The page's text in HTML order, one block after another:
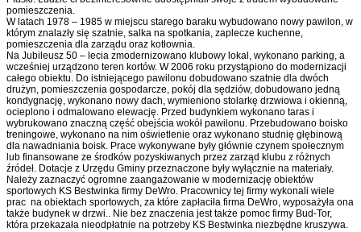
pomieszczenia.
W latach 1978 – 1985 w miejscu starego baraku wybudowano nowy pawilon, w
którym znalazły się szatnie, salka na spotkania, zaplecze kuchenne,
pomieszczenia dla zarządu oraz kotłownia.
Na Jubileusz 50 – lecia zmodernizowano klubowy lokal, wykonano parking, a
wcześniej urządzono teren kortów. W 2006 roku przystąpiono do modernizacji
całego obiektu. Do istniejącego pawilonu dobudowano szatnie dla dwóch
drużyn, pomieszczenia gospodarcze, pokój dla sędziów, dobudowano jedną
kondygnację, wykonano nowy dach, wymieniono stolarkę drzwiowa i okienną,
ocieplono i odmalowano elewację. Przed budynkiem wykonano taras i
wybrukowano znaczną część obejścia wokół pawilonu. Przebudowano boisko
treningowe, wykonano na nim oświetlenie oraz wykonano studnię głębinową
dla nawadniania boisk. Prace wykonywane były głównie czynem społecznym
lub finansowane ze środków pozyskiwanych przez zarząd klubu z różnych
źródeł. Dotacje z Urzędu Gminy przeznaczone były wyłącznie na materiały.
Należy zaznaczyć ogromne zaangażowanie w modernizację obiektów
sportowych KS Bestwinka firmy DeWro. Pracownicy tej firmy wykonali wiele
prac na obiektach sportowych, za które zapłaciła firma DeWro, wyposażyła ona
także budynek w drzwi.. Nie bez znaczenia jest także pomoc firmy Bud-Tor,
która przekazała nieodpłatnie na potrzeby KS Bestwinka niezbędne kruszywa.